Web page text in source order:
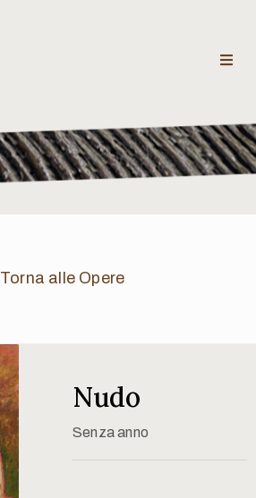
Torna alle Opere
Nudo
Senza anno